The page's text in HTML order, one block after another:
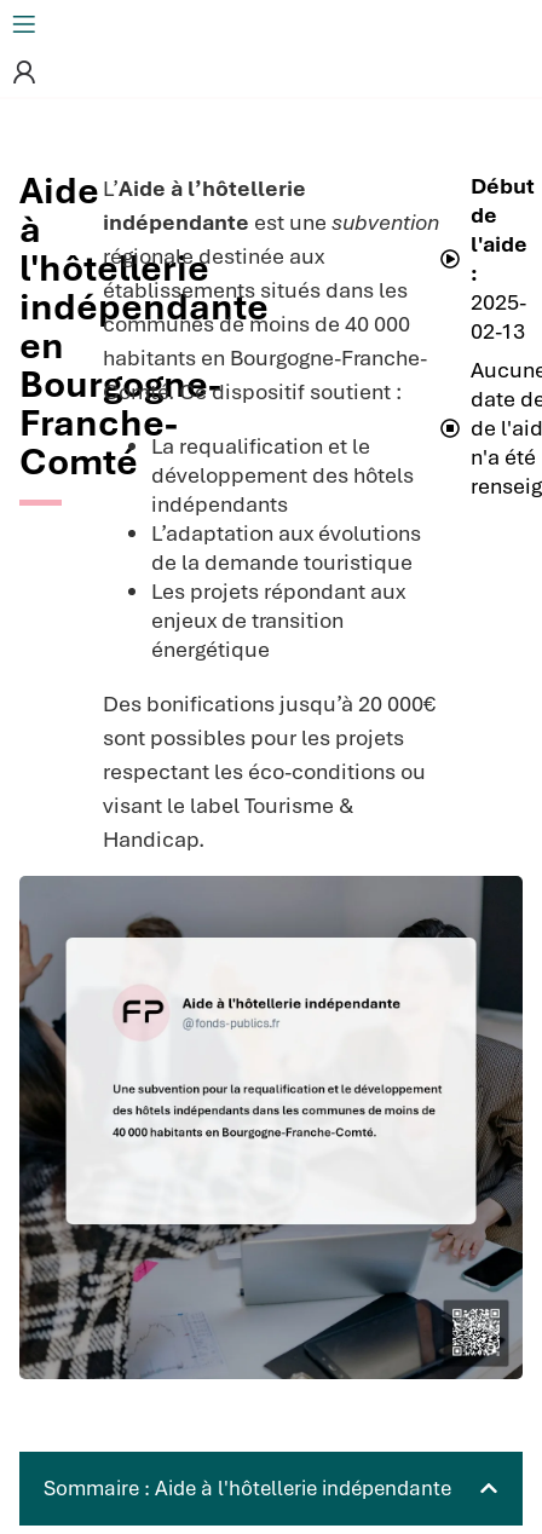
Aide
à
l'hôtellerie
indépendante
en
Bourgogne-
Franche-
Comté
L’Aide à l’hôtellerie
indépendante est unesubvention
régionale destinée aux
établissements situés dans les
communes de moins de 40 000
habitants en Bourgogne-Franche-
Comté. Ce dispositif soutient :
La requalification et le
développement des hôtels
indépendants
L’adaptation aux évolutions
de la demande touristique
Les projets répondant aux
enjeux de transition
énergétique
Des bonifications jusqu’à 20 000€
sont possibles pour les projets
respectant les éco-conditions ou
visant le label Tourisme &
Handicap.
Début
de
l'aide
:
2025-
02-13
date
de
n'a été
Sommaire : Aide à l'hôtellerie indépendante